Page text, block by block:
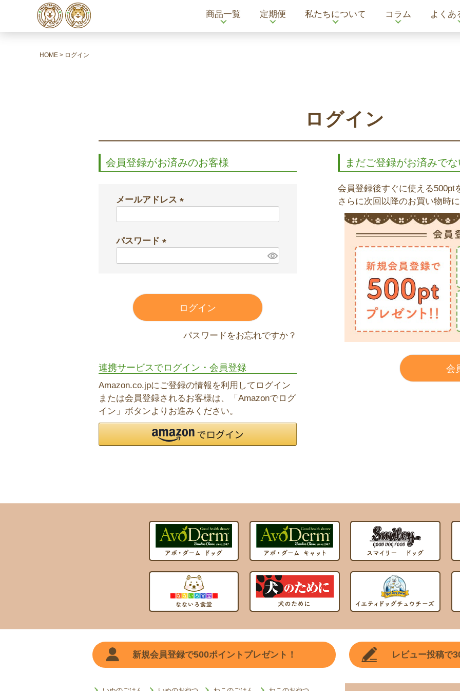
商品一覧 定期便 私たちについて コラム よくあ
HOME ログイン
ログイン
会員登録がお済みのお客様
メールアドレス
パスワード
)
ログイン
パスワードをお忘れですか？
連携サービスでログイン・会員登録
Amazon.co.jpにご登録の情報を利用してログイン
または会員登録されるお客様は、「Amazonでログ
イン」ボタンよりお進みください。
まだご登録がお済みで
会員登録後すぐに使える500pt
さらに次回以降のお買い物時
会
新規会員登録で500ポイントプレゼント！ レビュー投稿で